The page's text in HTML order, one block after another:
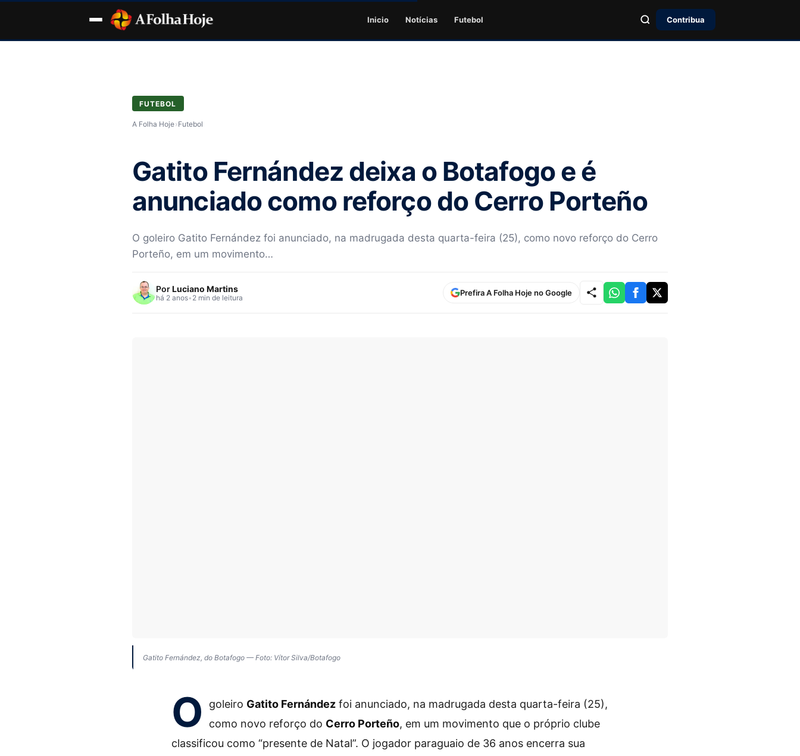
Inicio Notícias Futebol Contribua
FUTEBOL
A Folha Hoje› Futebol
Gatito Fernández deixa o Botafogo e é
anunciado como reforço do Cerro Porteño
O goleiro Gatito Fernández foi anunciado, na madrugada desta quarta-feira (25), como novo reforço do Cerro
Porteño, em um movimento…
PorLuciano Martins
há 2 anos• 2 min de leitura
Prefira A Folha Hoje no Google
Gatito Fernández, do Botafogo — Foto: Vítor Silva/Botafogo
O goleiro Gatito Fernández foi anunciado, na madrugada desta quarta-feira (25),
como novo reforço do Cerro Porteño, em um movimento que o próprio clube
classificou como “presente de Natal”. O jogador paraguaio de 36 anos encerra sua